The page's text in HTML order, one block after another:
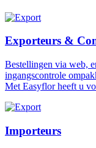
Exporteurs &
Bestellingen via web,
ingangscontrole
Met Easyflor heeft u
Importeurs